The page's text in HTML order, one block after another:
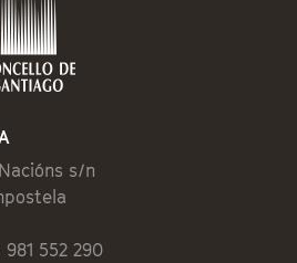
s/n
552 290